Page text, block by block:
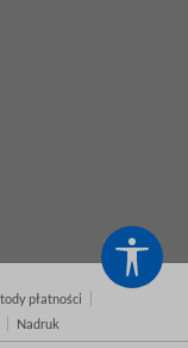
płatności
Nadruk